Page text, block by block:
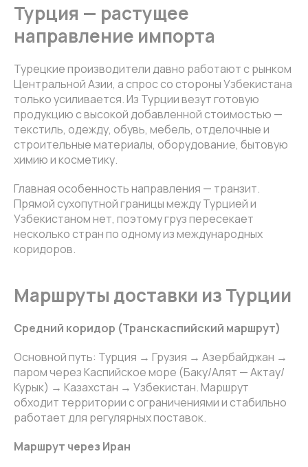
Турция — растущее
направление импорта
Турецкие производители давно работают с рынком
Центральной Азии, а спрос со стороны Узбекистана
только усиливается. Из Турции везут готовую
продукцию с высокой добавленной стоимостью —
текстиль, одежду, обувь, мебель, отделочные и
строительные материалы, оборудование, бытовую
химию и косметику.
Главная особенность направления — транзит.
Прямой сухопутной границы между Турцией и
Узбекистаном нет, поэтому груз пересекает
несколько стран по одному из международных
коридоров.
Маршруты доставки из Турции
Средний коридор (Транскаспийский маршрут)
Основной путь: Турция → Грузия → Азербайджан →
паром через Каспийское море (Баку/Алят — Актау/
Курык) → Казахстан → Узбекистан. Маршрут
обходит территории с ограничениями и стабильно
работает для регулярных поставок.
Маршрут через Иран